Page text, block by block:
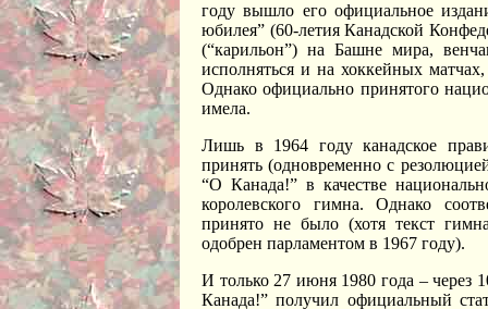
году вышло его официальное
юбилея” (60-летия Канадской
(“карильон”) на Башне мира,
исполняться и на хоккейных
Однако официально принятого
имела.
Лишь в 1964 году канадское
принять (одновременно с
“О Канада!” в качестве
королевского гимна. Однако
принято не было (хотя текст
одобрен парламентом в 1967 году).
И только 27 июня 1980 года – через
Канада!” получил официальный